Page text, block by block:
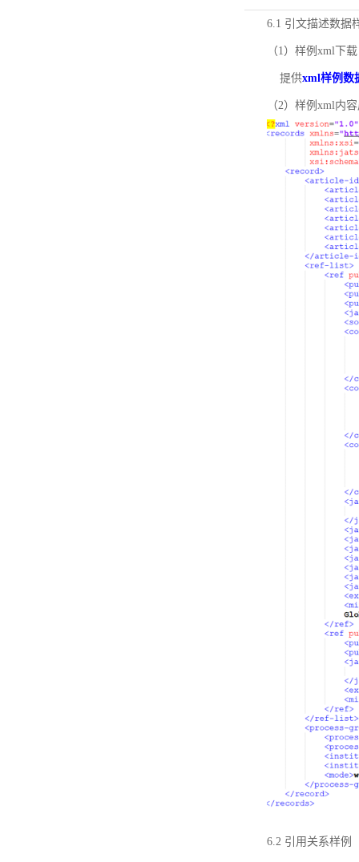
6.1 引文描述数据
（1）样例xml下载
提供xml样例数
（2）样例xml内
6.2 引用关系样例